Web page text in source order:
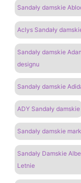
Sandały damskie
Aclys Sandały
Sandały damskie
designu
Sandały damskie
ADY Sandały damskie
Sandały damskie
Sandały Damskie
Letnie